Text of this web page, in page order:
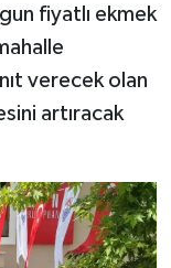
fiyatlı ekmek
verecek olan
artıracak